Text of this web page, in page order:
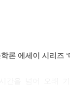
론 에세이 시리즈 ‘